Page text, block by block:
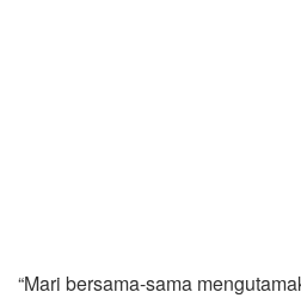
“Mari bersama-sama